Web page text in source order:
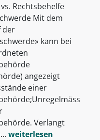
Rechtsbehelfe
Mit dem
der
kann bei
angezeigt
einer
Verlangt
weiterlesen